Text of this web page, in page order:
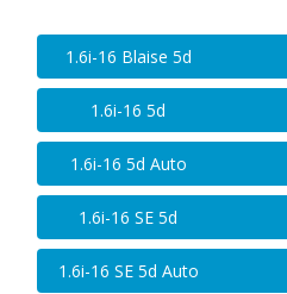
1.6i-16 Blaise 5d
1.6i-16 5d
1.6i-16 5d Auto
1.6i-16 SE 5d
1.6i-16 SE 5d Auto